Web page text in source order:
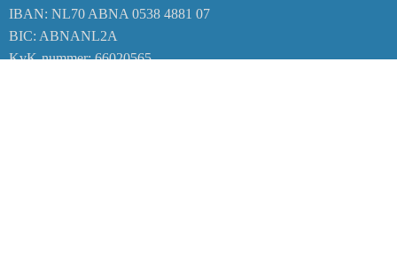
IBAN: NL70 ABNA 0538 4881 07
BIC: ABNANL2A
KvK-nummer: 66020565